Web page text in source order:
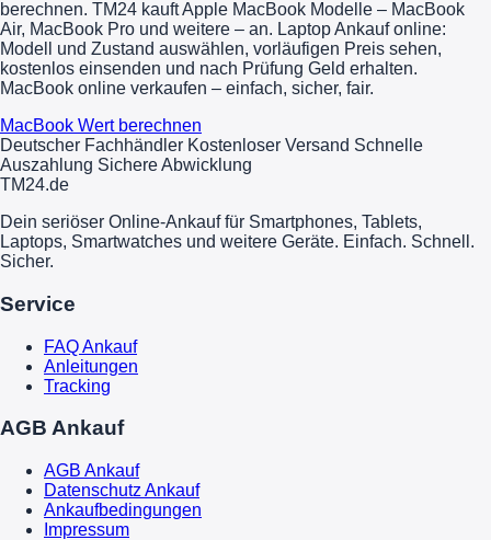
berechnen. TM24 kauft Apple MacBook Modelle – MacBook
Air, MacBook Pro und weitere – an. Laptop Ankauf online:
Modell und Zustand auswählen, vorläufigen Preis sehen,
kostenlos einsenden und nach Prüfung Geld erhalten.
MacBook online verkaufen – einfach, sicher, fair.
MacBook Wert berechnen
Deutscher Fachhändler Kostenloser Versand Schnelle
Auszahlung Sichere Abwicklung
TM24.de
Dein seriöser Online-Ankauf für Smartphones, Tablets,
Laptops, Smartwatches und weitere Geräte. Einfach. Schnell.
Sicher.
Service
FAQ Ankauf
Anleitungen
Tracking
AGB Ankauf
AGB Ankauf
Datenschutz Ankauf
Ankaufbedingungen
Impressum